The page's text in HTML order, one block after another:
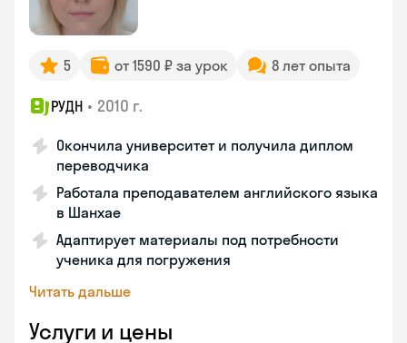
5 от 1590 ₽ за урок 8 лет опыта
РУДН • 2010 г.
Окончила университет и получила диплом
переводчика
Работала преподавателем английского языка
в Шанхае
Адаптирует материалы под потребности
ученика для погружения
Читать дальше
Услуги и цены